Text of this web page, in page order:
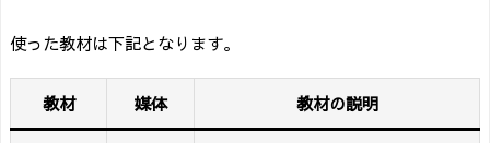
使った教材は下記となります。
教材 媒体 教材の説明